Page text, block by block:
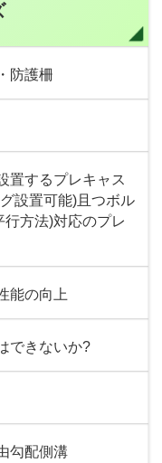
防護柵
置するプレキャス
設置可能)且つボル
行方法)対応のプレ
能の向上
できないか?
勾配側溝